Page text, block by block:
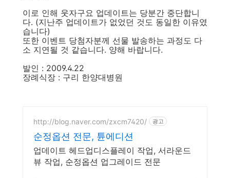
이로 인해 웃자구요 업데이트는 당분간 중단합니
다. (지난주 업데이트가 없었던 것도 동일한 이유였
습니다)
또한 이벤트 당첨자분께 선물 발송하는 과정도 다
소 지연될 것 같습니다. 양해 바랍니다.
발인 : 2009.4.22
장례식장 : 구리 한양대병원
http://blog.naver.com/zxcm7420/ 광고
순정옵션 전문, 튠에디션
업데이트 헤드업디스플레이 작업, 서라운드
뷰 작업, 순정옵션 업그레이드 전문